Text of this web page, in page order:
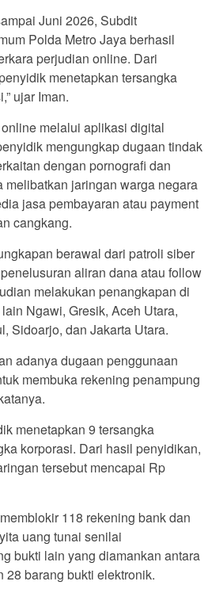
Juni 2026, Subdit
Polda Metro Jaya berhasil
perjudian online. Dari
menetapkan tersangka
ujar Iman.
melalui aplikasi digital
mengungkap dugaan tindak
dengan pornografi dan
jaringan warga negara
jasa pembayaran atau payment
cangkang.
berawal dari patroli siber
aliran dana atau follow
melakukan penangkapan di
Ngawi, Gresik, Aceh Utara,
Sidoarjo, dan Jakarta Utara.
adanya dugaan penggunaan
membuka rekening penampung
menetapkan 9 tersangka
korporasi. Dari hasil penyidikan,
tersebut mencapai Rp
118 rekening bank dan
uang tunai senilai
bukti lain yang diamankan antara
28 barang bukti elektronik.